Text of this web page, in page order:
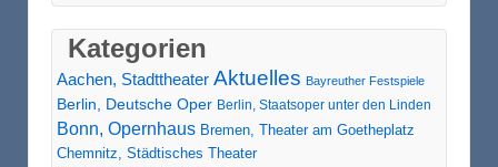
Kategorien
Aachen, Stadttheater Aktuelles Bayreuther Festspiele
Berlin, Deutsche Oper Berlin, Staatsoper unter den Linden
Bonn, Opernhaus Bremen, Theater am Goetheplatz
Chemnitz, Städtisches Theater